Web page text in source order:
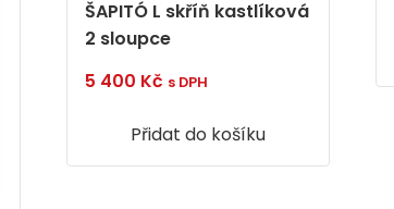
ŠAPITÓ L skříň kastlíková
2 sloupce
5 400 Kč s DPH
Přidat do košíku